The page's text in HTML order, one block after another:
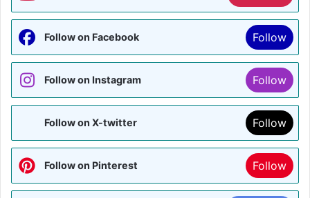
Follow on Facebook Follow
Follow on Instagram Follow
Follow on X-twitter Follow
Follow on Pinterest Follow